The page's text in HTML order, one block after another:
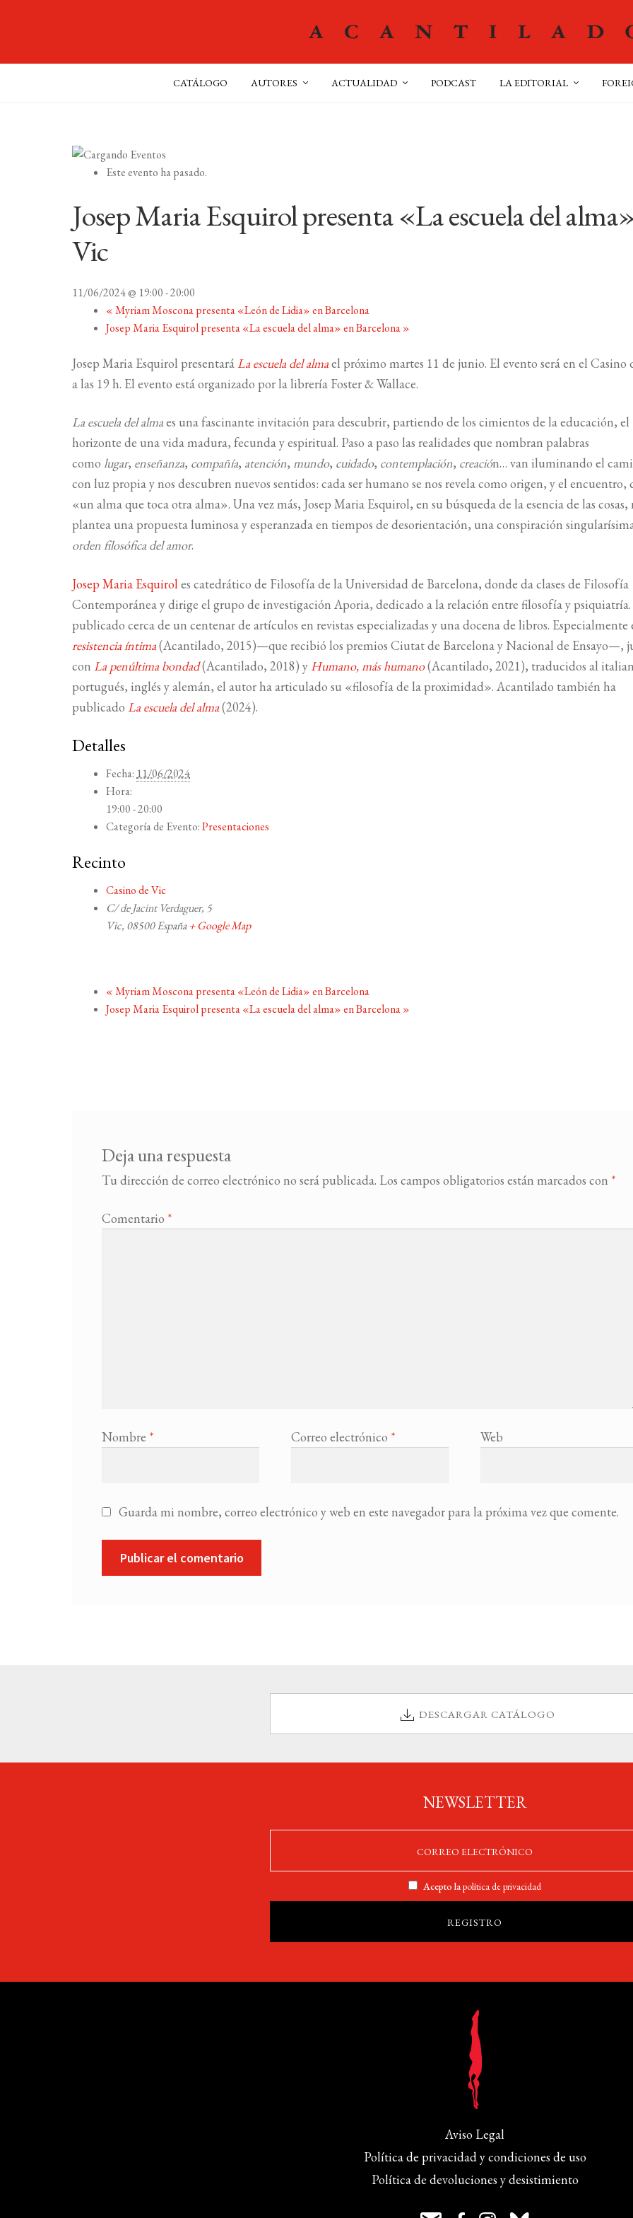
CATÁLOGO AUTORES ACTUALIDAD PODCAST LA EDITORIAL
Este evento ha pasado.
Josep Maria Esquirol presenta «La escuela del
Vic
11/06/2024 @ 19:00-20:00
«Myriam Moscona presenta «León de Lidia» en Barcelona
Josep Maria Esquirol presenta «La escuela del alma» en Barcelona»
Josep Maria Esquirol presentaráLa escuela del almael próximo martes 11 de junio. El evento será en el Casino
a las 19 h. El evento está organizado por la librería Foster & Wallace.
La escuela del almaes una fascinante invitación para descubrir, partiendo de los cimientos de la educación, el
horizonte de una vida madura, fecunda y espiritual. Paso a paso las realidades que nombran palabras
comolugar, enseñanza, compañía, atención,mundo, cuidado, contemplación, creación… van iluminando el
con luz propia y nos descubren nuevos sentidos: cada ser humano se nos revela como origen, y el encuentro,
«un alma que toca otra alma». Una vez más, Josep Maria Esquirol, en su búsqueda de la esencia de las cosas,
plantea una propuesta luminosa y esperanzada en tiempos de desorientación, una conspiración
orden filosófica del amor.
Josep Maria Esquiroles catedrático de Filosofía de la Universidad de Barcelona, donde da clases de Filosofía
Contemporánea y dirige el grupo de investigación Aporia, dedicado a la relación entre filosofía y
publicado cerca de un centenar de artículos en revistas especializadas y una docena de libros.
resistencia íntima(Acantilado, 2015)—que recibió los premios Ciutat de Barcelona y Nacional de Ensayo—,
conLa penúltima bondad(Acantilado, 2018) y Humano, más humano(Acantilado, 2021), traducidos al
portugués, inglés y alemán, el autor ha articulado su «filosofía de la proximidad». Acantilado también ha
publicadoLa escuela del alma(2024).
Detalles
Fecha: 11/06/2024
Hora:
19:00 - 20:00
Categoría de Evento: Presentaciones
Recinto
Casino de Vic
C/ de Jacint Verdaguer, 5
Vic, 08500España + Google Map
«Myriam Moscona presenta «León de Lidia» en Barcelona
Josep Maria Esquirol presenta «La escuela del alma» en Barcelona»
Deja una respuesta
Tu dirección de correo electrónico no será publicada. Los campos obligatorios están marcados con *
Comentario *
Nombre * Correo electrónico * Web
Guarda mi nombre, correo electrónico y web en este navegador para la próxima vez que comente.
DESCARGAR CATÁLOGO
NEWSLETTER
Acepto lapolítica de privacidad
Aviso Legal
Política de privacidad y condiciones de uso
Política de devoluciones y desistimiento